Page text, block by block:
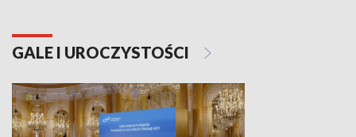
GALE I UROCZYSTOŚCI